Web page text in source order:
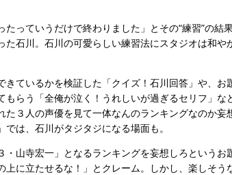
っていうだけで終わりました」とその“練習”の結
石川。石川の可愛らしい練習法にスタジオは和や
ているかを検証した「クイズ！石川回答」や、お
らう「全俺が泣く！うれしいが過ぎるセリフ」な
３人の声優を見て一体なんのランキングなのか妄
は、石川がタジタジになる場面も。
・山寺宏一」となるランキングを妄想しろというお
上に立たせるな！」とクレーム。しかし、楽しそう